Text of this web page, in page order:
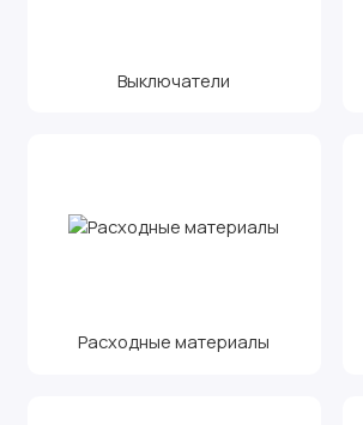
Выключатели
Расходные материалы